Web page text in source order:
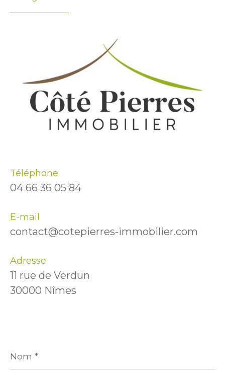
Téléphone
04 66 36 05 84
E-mail
contact@cotepierres-immobilier.com
Adresse
11 rue de Verdun
30000 Nîmes
*